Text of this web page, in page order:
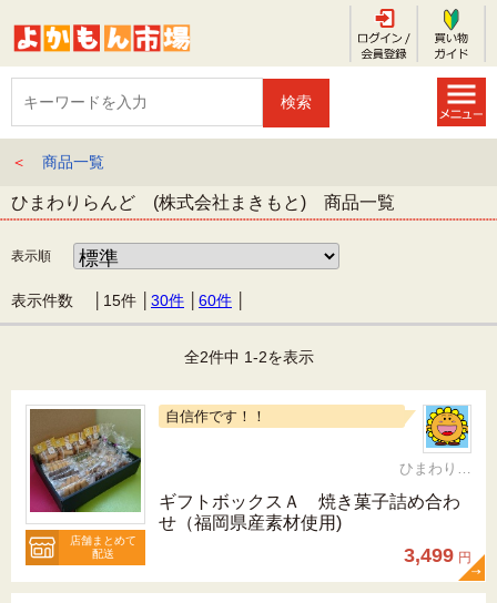
＜ 商品一覧
ひまわりらんど (株式会社まきもと) 商品一覧
表示順
表示件数 │ 15件 30件 60件
全2件中 1-2を表示
店舗まとめて
配送
自信作です！！
ひまわりらんど おやま
ギフトボックスＡ 焼き菓子詰め合わ
せ（福岡県産素材使用)
3,499 円